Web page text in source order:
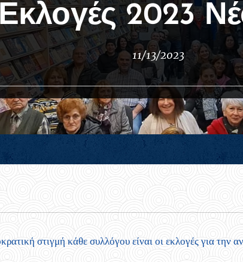
2023
11/13/2023
στιγμή κάθε συλλόγου είναι οι εκλογές για την